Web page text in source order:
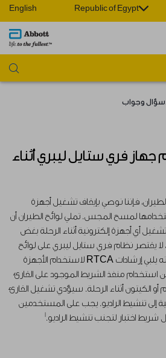
Republic of Egypt
English
وجواب
فري ستايل ليبري أثناء
فإننا نوصي بإيقاف تشغيل أجهزة
لمسح المجس. تملي لوائح الطيران أن
أي أجهزة إلكترونية أثناء الرحلة بغض
نظام فري ستايل ليبري على لوائح
الطيران ويمكن استخدامه لأنه يلبي إرشادات RTCA لاستخدام الأجهزة
منفذ الشريط الموجود على القارئ
الكيتون أثناء الرحلة. سيؤدي تشغيل القارئ
تنشيط الراديو. يجب على المستخدمين
اختبار لتجنب تنشيط الراديو.1